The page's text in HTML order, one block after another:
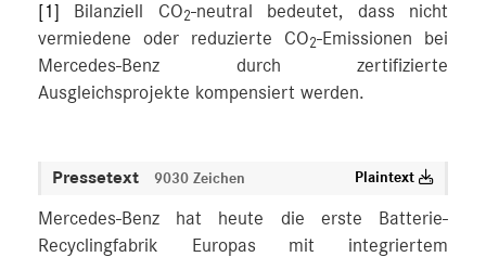
[1] Bilanziell CO2-neutral bedeutet, dass nicht
vermiedene oder reduzierte CO2-Emissionen bei
Mercedes-Benz durch zertifizierte
Ausgleichsprojekte kompensiert werden.
Pressetext 9030 Zeichen Plaintext
Mercedes-Benz hat heute die erste Batterie-
Recyclingfabrik Europas mit integriertem